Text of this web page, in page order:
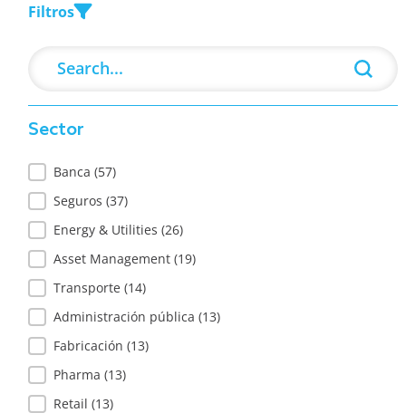
Filtros
Search
Sector
Sector
Banca(57)
Seguros(37)
Energy & Utilities(26)
Asset Management(19)
Transporte(14)
Administración pública(13)
Fabricación(13)
Pharma(13)
Retail(13)